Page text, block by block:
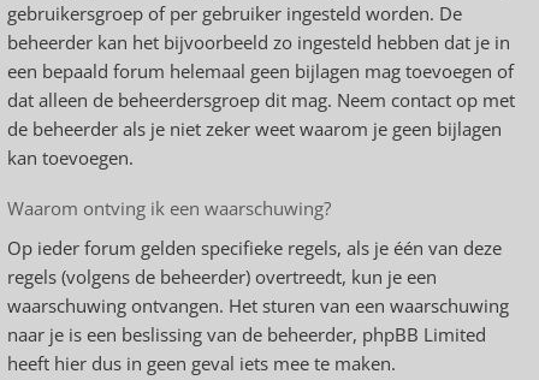
gebruikersgroep of per gebruiker ingesteld worden. De
beheerder kan het bijvoorbeeld zo ingesteld hebben dat je in
een bepaald forum helemaal geen bijlagen mag toevoegen of
dat alleen de beheerdersgroep dit mag. Neem contact op met
de beheerder als je niet zeker weet waarom je geen bijlagen
kan toevoegen.
Waarom ontving ik een waarschuwing?
Op ieder forum gelden specifieke regels, als je één van deze
regels (volgens de beheerder) overtreedt, kun je een
waarschuwing ontvangen. Het sturen van een waarschuwing
naar je is een beslissing van de beheerder, phpBB Limited
heeft hier dus in geen geval iets mee te maken.